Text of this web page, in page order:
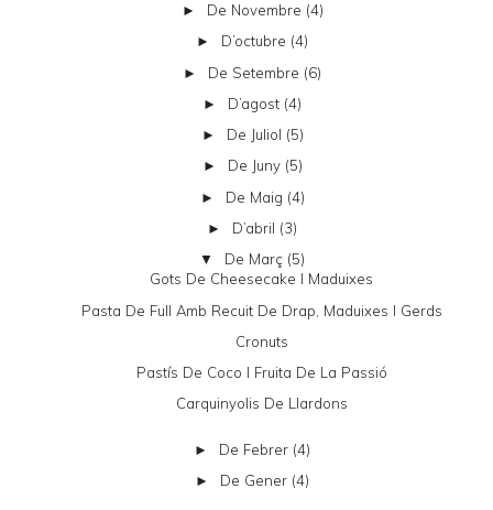
► De Novembre (4)
► D’octubre (4)
► De Setembre (6)
► D’agost (4)
► De Juliol (5)
► De Juny (5)
► De Maig (4)
► D’abril (3)
▼ De Març (5)
Gots De Cheesecake I Maduixes
Pasta De Full Amb Recuit De Drap, Maduixes I Gerds
Cronuts
Pastís De Coco I Fruita De La Passió
Carquinyolis De Llardons
► De Febrer (4)
► De Gener (4)